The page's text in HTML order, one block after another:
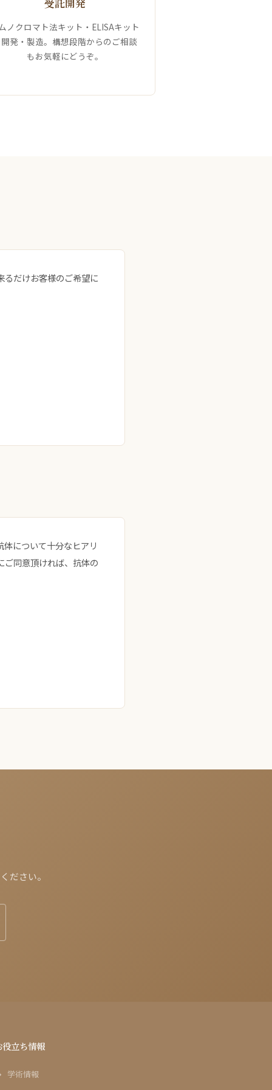
受託開発
ノクロマト法キット・ELISAキット
発・製造。構想段階からのご相談
もお気軽にどうぞ。
るだけお客様のご希望に
について十分なヒアリ
ご同意頂ければ、抗体の
ださい。
役立ち情報
学術情報